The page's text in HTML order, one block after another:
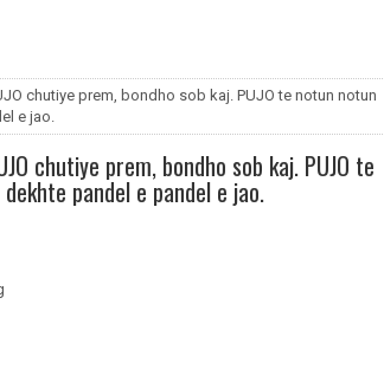
chutiye prem, bondho sob kaj. PUJO te notun notun
e jao.
chutiye prem, bondho sob kaj. PUJO te
pandel e pandel e jao.